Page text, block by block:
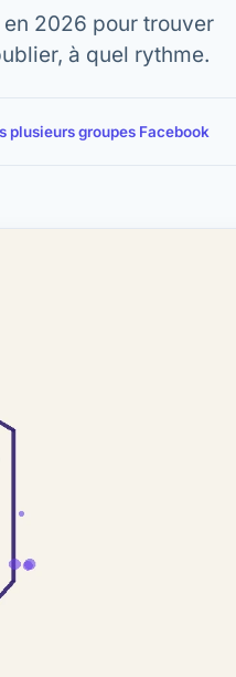
2026 pour trouver
à quel rythme.
plusieurs groupes Facebook